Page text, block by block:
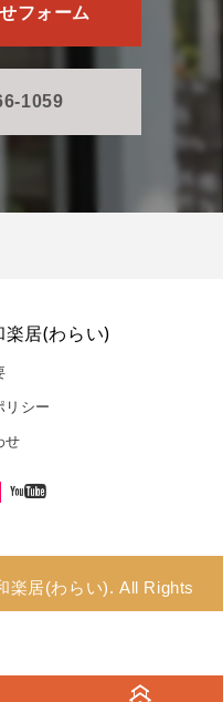
フォーム
1059
居(わらい)
リシー
せ
楽居(わらい). All Rights